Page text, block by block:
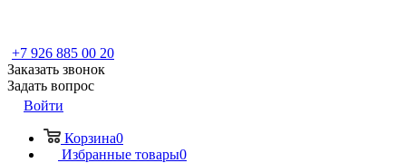
+7 926 885 00 20
Заказать звонок
Задать вопрос
Войти
Корзина0
Избранные товары0